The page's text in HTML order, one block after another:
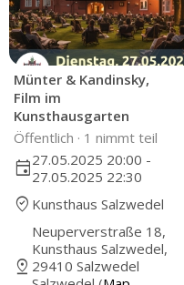
Münter & Kandinsky,
Film im
Kunsthausgarten
Öffentlich · 1 nimmt teil
event27.05.2025 20:00 -
27.05.2025 22:30
where_to_vote Kunsthaus Salzwedel
pin_drop
Neuperverstraße 18,
Kunsthaus Salzwedel,
29410 Salzwedel